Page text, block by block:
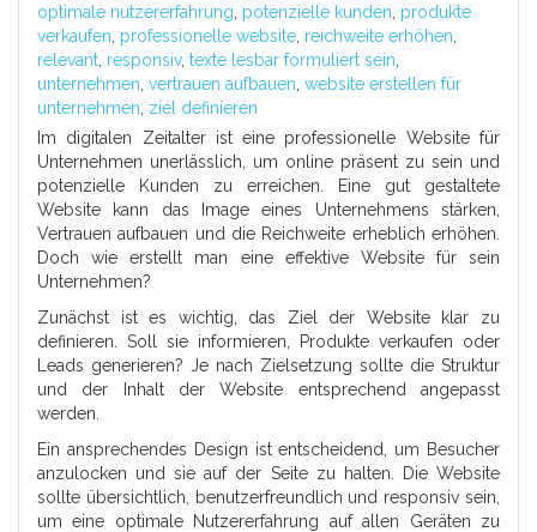
optimale nutzererfahrung potenzielle kunden produkte
verkaufen professionelle website reichweite erhöhen
relevant responsiv, texte lesbar formuliert sein
unternehmen vertrauen aufbauen website erstellen für
unternehmen ziel definieren
Im digitalen Zeitalter ist eine professionelle Website für
Unternehmen unerlässlich, um online präsent zu sein und
potenzielle Kunden zu erreichen. Eine gut gestaltete
Website kann das Image eines Unternehmens stärken,
Vertrauen aufbauen und die Reichweite erheblich erhöhen.
Doch wie erstellt man eine effektive Website für sein
Unternehmen?
Zunächst ist es wichtig, das Ziel der Website klar zu
definieren. Soll sie informieren, Produkte verkaufen oder
Leads generieren? Je nach Zielsetzung sollte die Struktur
und der Inhalt der Website entsprechend angepasst
werden.
Ein ansprechendes Design ist entscheidend, um Besucher
anzulocken und sie auf der Seite zu halten. Die Website
sollte übersichtlich, benutzerfreundlich und responsiv sein,
um eine optimale Nutzererfahrung auf allen Geräten zu